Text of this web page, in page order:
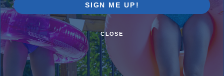
Be the first one to leave a review!
Add Review
SIGN ME UP!
CLOSE